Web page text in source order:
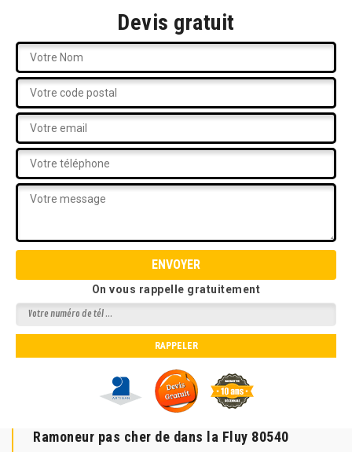
Devis gratuit
On vous rappelle gratuitement
Ramoneur pas cher de dans la Fluy 80540